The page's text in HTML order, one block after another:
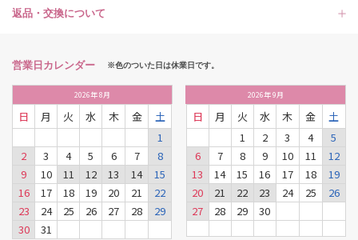
返品・交換について
営業日カレンダー ※色のついた日は休業日です。
2026年8月
日 月 火 水 木 金
土
1
2
3 4 5 6 7
8
9
10 11 12 13 14
15
16
17 18 19 20 21
22
23
24 25 26 27 28
29
30
31
2026年9月
日 月 火 水 木 金
土
1
2 3 4
5
6
7 8 9 10 11
12
13
14 15 16 17 18
19
20
21 22 23 24 25
26
27
28 29 30